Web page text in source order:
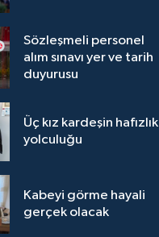
Sözleşmeli personel
alım sınavı yer ve tarih
duyurusu
Üç kız kardeşin hafızlık
yolculuğu
Kabeyi görme hayali
gerçek olacak